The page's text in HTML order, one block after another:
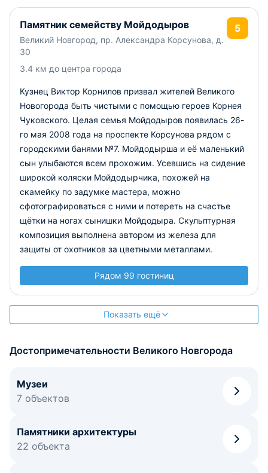
Памятник семейству Мойдодыров
Великий Новгород, пр. Александра Корсунова, д.
30
3.4 км до центра города
5
Кузнец Виктор Корнилов призвал жителей Великого
Новогорода быть чистыми с помощью героев Корнея
Чуковского. Целая семья Мойдодыров появилась 26-
го мая 2008 года на проспекте Корсунова рядом с
городскими банями №7. Мойдодырша и её маленький
сын улыбаются всем прохожим. Усевшись на сидение
широкой коляски Мойдодырчика, похожей на
скамейку по задумке мастера, можно
сфотографироваться с ними и потереть на счастье
щётки на ногах сынишки Мойдодыра. Скульптурная
композиция выполнена автором из железа для
защиты от охотников за цветными металлами.
Рядом 99 гостиниц
Показать ещё
Достопримечательности Великого Новгорода
Музеи
7 объектов
Памятники архитектуры
22 объекта